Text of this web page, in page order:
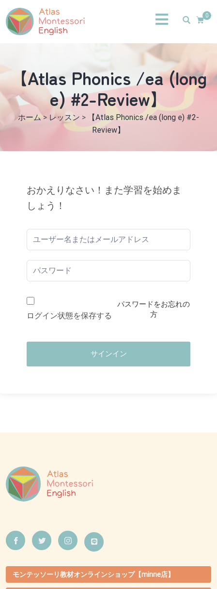
0
【Atlas Phonics /ea (long
e) #2-Review】
ホーム> レッスン >
【Atlas Phonics /ea (long e) #2-
Review】
おかえりなさい！また学習を始めま
しょう！
ログイン状態を保存する
パスワードをお忘れの
方
サインイン
モンテッソーリ教材オンラインショップ【minne店】